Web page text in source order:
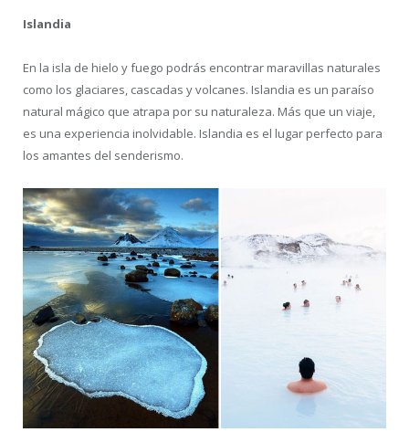
Islandia
En la isla de hielo y fuego podrás encontrar maravillas naturales
como los glaciares, cascadas y volcanes. Islandia es un paraíso
natural mágico que atrapa por su naturaleza. Más que un viaje,
es una experiencia inolvidable. Islandia es el lugar perfecto para
los amantes del senderismo.